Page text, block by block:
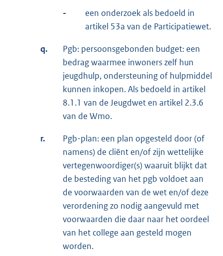
-
een onderzoek als bedoeld in
artikel 53a van de Participatiewet.
q.
Pgb: persoonsgebonden budget: een
bedrag waarmee inwoners zelf hun
jeugdhulp, ondersteuning of hulpmiddel
kunnen inkopen. Als bedoeld in artikel
8.1.1 van de Jeugdwet en artikel 2.3.6
van de Wmo.
r.
Pgb-plan: een plan opgesteld door (of
namens) de cliënt en/of zijn wettelijke
vertegenwoordiger(s) waaruit blijkt dat
de besteding van het pgb voldoet aan
de voorwaarden van de wet en/of deze
verordening zo nodig aangevuld met
voorwaarden die daar naar het oordeel
van het college aan gesteld mogen
worden.